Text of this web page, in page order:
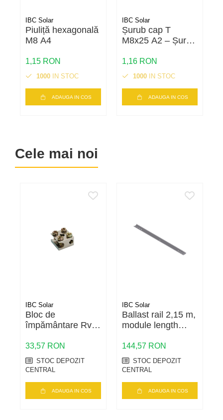
Cabluri speciale
Conductori flexibili cupru
Conductori rigizi
Conductori rigizi cupru
Cabluri boxe
ecranate
IBC Solar
Piuliță hexagonală
M8 A4
1,15 RON
1000 IN STOC
ADAUGA IN COS
IBC Solar
Șurub cap T
M8x25 A2 – Șurub
panouri
fotovoltaice |
1,16 RON
1000 IN STOC
ADAUGA IN COS
Cele mai noi
IBC Solar
Bloc de
împământare Rvs
33,57 RON
STOC DEPOZIT
CENTRAL
ADAUGA IN COS
IBC Solar
Ballast rail 2,15 m,
module length
144,57 RON
STOC DEPOZIT
CENTRAL
ADAUGA IN COS